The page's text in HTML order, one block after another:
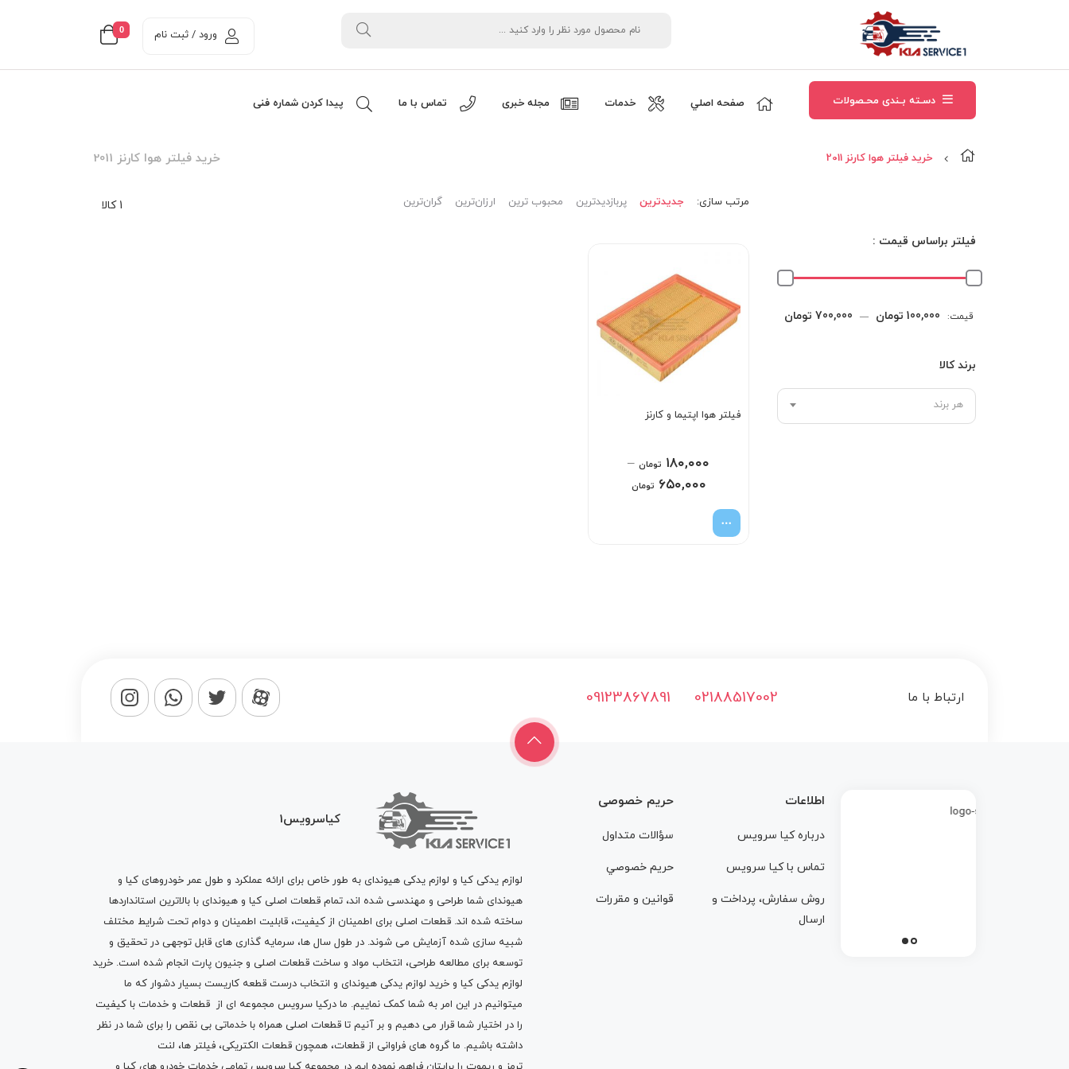
0 ورود / ثبت نام
دسـته بـندی محـصولات صفحه اصلي خدمات مجله خبری تماس با ما پیدا کردن شماره فنی
خرید فیلتر هوا کارنز 2011 خرید فیلتر هوا کارنز 2011
فیلتر براساس قیمت :
حداکثر
قیمت: 100,000 تومان — 700,000 تومان
برند کالا
هر برند
1 کالا مرتب‌ سازی: جدیدترین پربازدیدترین محبوب ترین ارزان‌ترین گران‌ترین
فیلتر هوا اپتیما و کارنز
۱۸۰,۰۰۰ تومان –
۶۵۰,۰۰۰ تومان
ارتباط با ما 09123867891 02188517002
اطلاعات
درباره کيا سرويس
تماس با کيا سرويس
روش سفارش، پرداخت و
ارسال
حریم خصوصی
سؤالات متداول
حريم خصوصي
قوانين و مقررات
کیاسرویس1
لوازم یدکی کیا و لوازم یدکی هیوندای به طور خاص برای ارائه عملکرد و طول عمر خودروهای کیا و
هیوندای شما طراحی و مهندسی شده اند، تمام قطعات اصلی کیا و هیوندای با بالاترین استانداردها
ساخته شده اند. قطعات اصلی برای اطمینان از کیفیت، قابلیت اطمینان و دوام تحت شرایط مختلف
شبیه سازی شده آزمایش می شوند. در طول سال ها، سرمایه گذاری های قابل توجهی در تحقیق و
توسعه برای مطالعه طراحی، انتخاب مواد و ساخت قطعات اصلی و جنیون پارت انجام شده است. خرید
لوازم یدکی کیا و خرید لوازم یدکی هیوندای و انتخاب درست قطعه کاریست بسیار دشوار که ما
میتوانیم در این امر به شما کمک نماییم. ما درکیا سرویس مجموعه ای از قطعات و خدمات با کیفیت
را در اختیار شما قرار می دهیم و بر آنیم تا قطعات اصلی همراه با خدماتی بی نقص را برای شما در نظر
داشته باشیم. ما گروه های فراوانی از قطعات، همچون قطعات الکتریکی، فیلتر ها، لنت